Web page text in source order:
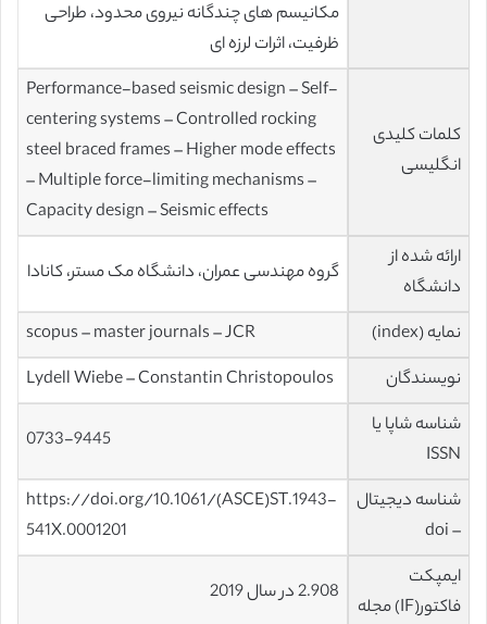
مکانیسم های چندگانه نیروی محدود، طراحی
ظرفیت، اثرات لرزه ای
کلمات کلیدی
انگلیسی
Performance-based seismic design – Self-
centering systems – Controlled rocking
steel braced frames – Higher mode effects
– Multiple force-limiting mechanisms –
Capacity design – Seismic effects
ارائه شده از
دانشگاه
گروه مهندسی عمران، دانشگاه مک مستر، کانادا
نمایه (index)
scopus – master journals – JCR
نویسندگان
Lydell Wiebe – Constantin Christopoulos
شناسه شاپا یا
ISSN
0733-9445
شناسه دیجیتال
– doi
https://doi.org/10.1061/(ASCE)ST.1943-
541X.0001201
ایمپکت
فاکتور(IF) مجله
2.908 در سال 2019